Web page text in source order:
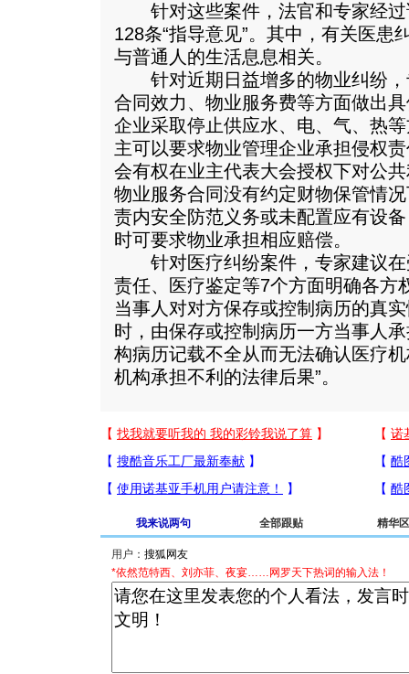
针对这些案件，法官和专家经过
128条“指导意见”。其中，有关医患
与普通人的生活息息相关。
针对近期日益增多的物业纠纷，
合同效力、物业服务费等方面做出
企业采取停止供应水、电、气、热
主可以要求物业管理企业承担侵权
会有权在业主代表大会授权下对公
物业服务合同没有约定财物保管情
责内安全防范义务或未配置应有设
时可要求物业承担相应赔偿。
针对医疗纠纷案件，专家建议在
责任、医疗鉴定等7个方面明确各方
当事人对对方保存或控制病历的真
时，由保存或控制病历一方当事人
构病历记载不全从而无法确认医疗
机构承担不利的法律后果”。
我来说两句 全部跟贴 精华区
用户：
*依然范特西、刘亦菲、夜宴……网罗天下热词的输入法！